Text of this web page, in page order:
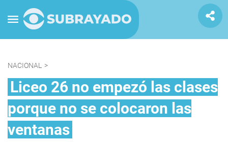
NACIONAL >
Liceo 26 no empezó las clases
porque no se colocaron las
ventanas